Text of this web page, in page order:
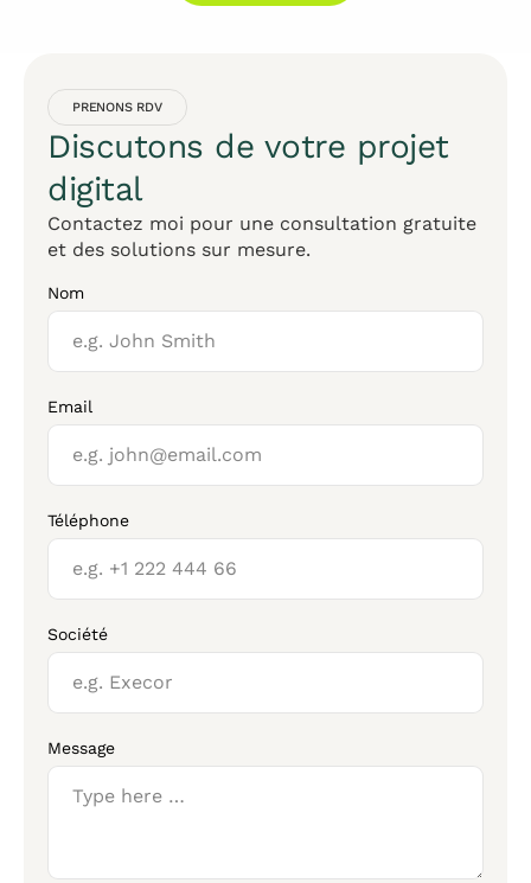
PRENONS RDV
Discutons de votre projet
digital
Contactez moi pour une consultation gratuite
et des solutions sur mesure.
Nom
Email
Téléphone
Société
Message